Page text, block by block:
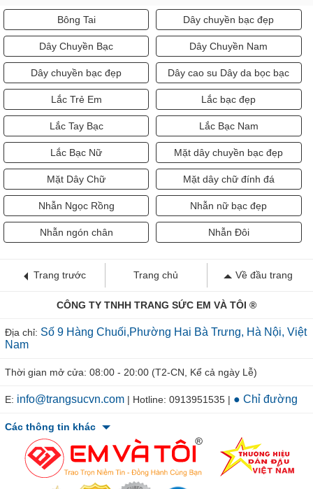
Bông Tai Dây chuyền bạc đẹp
Dây Chuyền Bạc Dây Chuyền Nam
Dây chuyền bạc đẹp Dây cao su Dây da bọc bạc
Lắc Trẻ Em Lắc bạc đẹp
Lắc Tay Bạc Lắc Bạc Nam
Lắc Bạc Nữ Mặt dây chuyền bạc đẹp
Mặt Dây Chữ Mặt dây chữ đính đá
Nhẫn Ngọc Rồng Nhẫn nữ bạc đẹp
Nhẫn ngón chân Nhẫn Đôi
Trang trước Trang chủ Về đầu trang
CÔNG TY TNHH TRANG SỨC EM VÀ TÔI ®
Địa chỉ: Số 9 Hàng Chuối,Phường Hai Bà Trưng, Hà Nội, Việt
Nam
Thời gian mở cửa: 08:00 - 20:00 (T2-CN, Kể cả ngày Lễ)
E: info@trangsucvn.com | Hotline: 0913951535 | ● Chỉ đường
Các thông tin khác